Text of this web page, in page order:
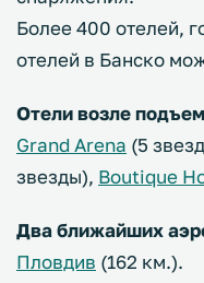
Более 400 отелей,
отелей в Банско
Отели возле
Grand Arena (5
звезды), Boutique
Два ближайших
Пловдив (162 км.).